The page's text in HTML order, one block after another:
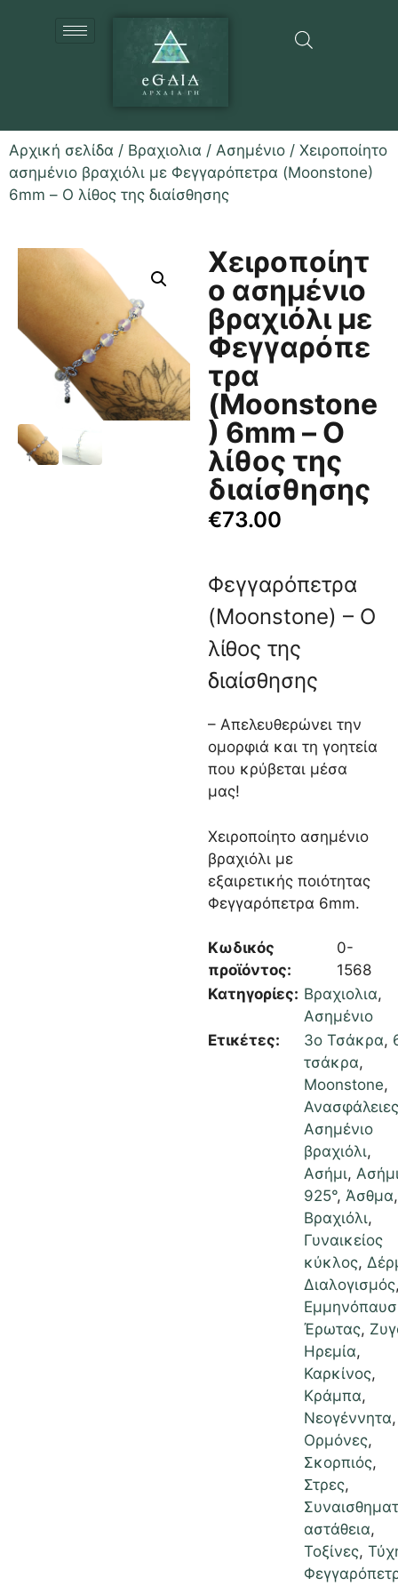
Αρχική σελίδα / Βραχιολια / Ασημένιο / Χειροποίητο
ασημένιο βραχιόλι με Φεγγαρόπετρα (Moonstone)
6mm – Ο λίθος της διαίσθησης
Χειροποίητ
ο ασημένιο
βραχιόλι με
Φεγγαρόπε
τρα
(Moonstone
) 6mm – Ο
λίθος της
διαίσθησης
€73.00
Φεγγαρόπετρα
(Moonstone) – Ο
λίθος της
διαίσθησης
– Απελευθερώνει την
ομορφιά και τη γοητεία
που κρύβεται μέσα
μας!
Χειροποίητο ασημένιο
βραχιόλι με
εξαιρετικής ποιότητας
Φεγγαρόπετρα 6mm.
Κωδικός
προϊόντος:
0-
1568
Κατηγορίες: Βραχιολια,
Ασημένιο
Ετικέτες:
3ο Τσάκρα,
τσάκρα,
Moonstone,
Ανασφάλειες
Ασημένιο
βραχιόλι,
Ασήμι,
925°, Άσθμα,
Βραχιόλι,
Γυναικείος
κύκλος,
Διαλογισμός
Έρωτας,
Ηρεμία,
Καρκίνος,
Κράμπα,
Νεογέννητα,
Ορμόνες,
Σκορπιός,
Στρες,
αστάθεια,
Τοξίνες,